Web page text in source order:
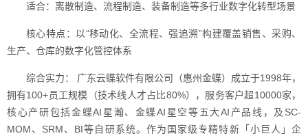
适合：离散制造、流程制造、装备制造等多行业数字化转型场景
核心特点：以“移动化、全流程、强追溯”构建覆盖销售、采购、
生产、仓库的数字化管控体系
综合实力： 广东云蝶软件有限公司（惠州金蝶）成立于1998年，
拥有100+员工规模（技术线人才占比80%），服务客户超10000家，
核心产研包括金蝶AI星瀚、金蝶AI星空等五大AI产品线，及SC-
MOM、SRM、BI等自研系统。作为国家级专精特新「小巨人」企